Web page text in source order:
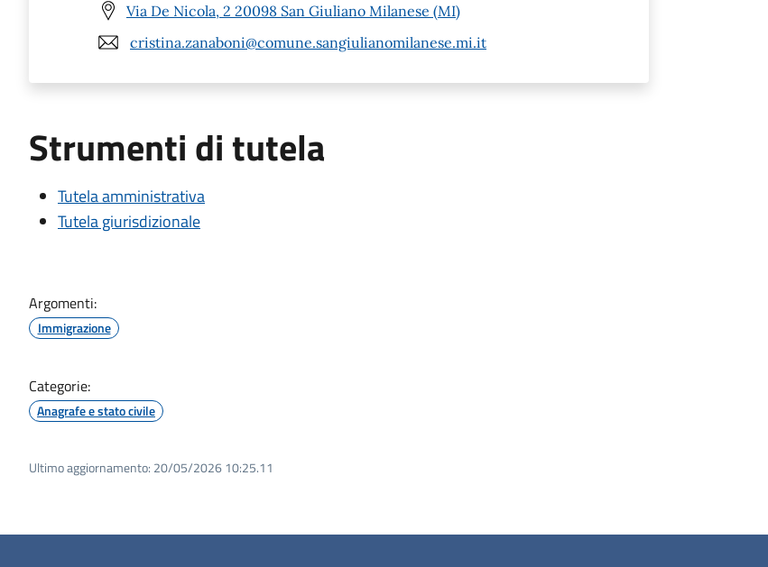
Via De Nicola, 2 20098 San Giuliano Milanese (MI)
cristina.zanaboni@comune.sangiulianomilanese.mi.it
Strumenti di tutela
Tutela amministrativa
Tutela giurisdizionale
Argomenti:
Immigrazione
Categorie:
Anagrafe e stato civile
Ultimo aggiornamento: 20/05/2026 10:25.11